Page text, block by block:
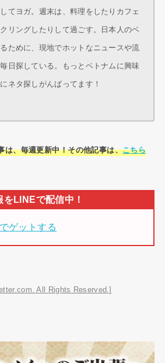
てヨガ。週末は、料理をしたりカフェ
リングしたりして過ごす。日本人のベ
ために、現地でホットなニュースや流
日探している。もっとベトナムに興味
ネタ探しがんばってます！
は、毎週更新中！その他記事は、こちら
ゲットする
All Rights Reserved.]